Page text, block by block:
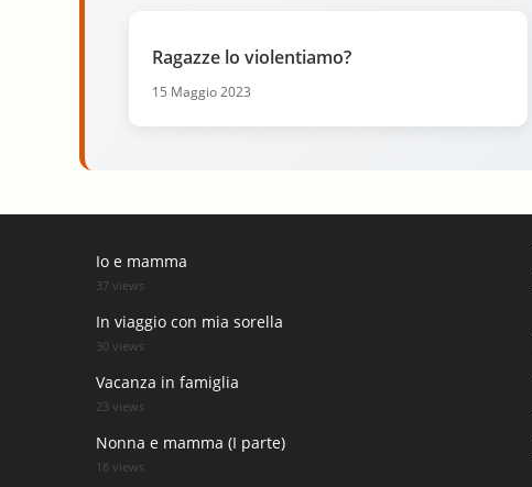
Ragazze lo violentiamo?
15 Maggio 2023
Io e mamma
37 views
In viaggio con mia sorella
30 views
Vacanza in famiglia
23 views
Nonna e mamma (I parte)
18 views